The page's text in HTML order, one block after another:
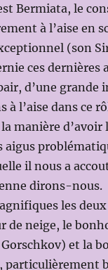
Bermiata, le
à l’aise en
(son
ces dernières
d’une grande
à l’aise dans ce
manière d’avoir
aigus
il nous a
dirons-nous.
les
de neige, le
et la
particulièrement